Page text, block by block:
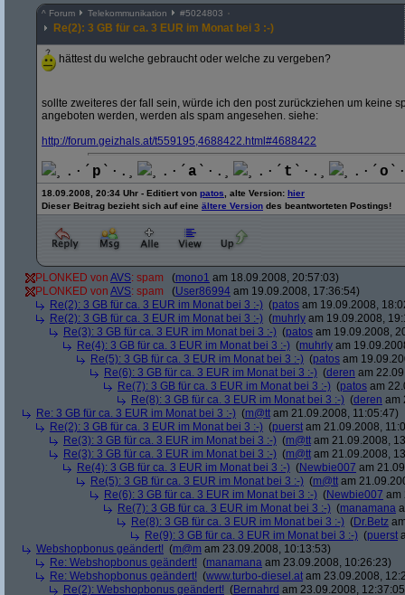
^ Forum Telekommunikation #5024803
Re(2): 3 GB für ca. 3 EUR im Monat bei 3 :-)
hättest du welche gebraucht oder welche zu vergeben?
sollte zweiteres der fall sein, würde ich den post zurückziehen um keine
angeboten werden, werden als spam angesehen. siehe:
http://forum.geizhals.at/t559195,4688422.html#4688422
¸.·´ p `·.¸ ¸.·´ a `·.¸ ¸.·´ t `·.¸ ¸.·´ o
18.09.2008, 20:34 Uhr - Editiert von patos , alte Version: hier
Dieser Beitrag bezieht sich auf eine ältere Version des beantworteten Postings!
PLONKED von AVS: spam (mono1 am 18.09.2008, 20:57:03)
PLONKED von AVS: spam (User86994 am 19.09.2008, 17:36:54)
Re(2): 3 GB für ca. 3 EUR im Monat bei 3 :-) (patos am 19.09.2008,
Re(2): 3 GB für ca. 3 EUR im Monat bei 3 :-) (muhrly am 19.09.2008,
Re(3): 3 GB für ca. 3 EUR im Monat bei 3 :-) (patos am 19.09.2008,
Re(4): 3 GB für ca. 3 EUR im Monat bei 3 :-) (muhrly am
Re(5): 3 GB für ca. 3 EUR im Monat bei 3 :-) (patos am
Re(6): 3 GB für ca. 3 EUR im Monat bei 3 :-) (deren am
Re(7): 3 GB für ca. 3 EUR im Monat bei 3 :-) (patos am
Re(8): 3 GB für ca. 3 EUR im Monat bei 3 :-) (deren am
Re: 3 GB für ca. 3 EUR im Monat bei 3 :-) (m@tt am 21.09.2008, 11:05:47)
Re(2): 3 GB für ca. 3 EUR im Monat bei 3 :-) (puerst am 21.09.2008,
Re(3): 3 GB für ca. 3 EUR im Monat bei 3 :-) (m@tt am 21.09.2008,
Re(3): 3 GB für ca. 3 EUR im Monat bei 3 :-) (m@tt am 21.09.2008,
Re(4): 3 GB für ca. 3 EUR im Monat bei 3 :-) (Newbie007 am
Re(5): 3 GB für ca. 3 EUR im Monat bei 3 :-) (m@tt am
Re(6): 3 GB für ca. 3 EUR im Monat bei 3 :-) (Newbie007 am
Re(7): 3 GB für ca. 3 EUR im Monat bei 3 :-) (manamana
Re(8): 3 GB für ca. 3 EUR im Monat bei 3 :-) (Dr.Betz
Re(9): 3 GB für ca. 3 EUR im Monat bei 3 :-) (puerst
Webshopbonus geändert! (m@m am 23.09.2008, 10:13:53)
Re: Webshopbonus geändert! (manamana am 23.09.2008, 10:26:23)
Re: Webshopbonus geändert! (www.turbo-diesel.at am 23.09.2008,
Re(2): Webshopbonus geändert! (Bernahrd am 23.09.2008,